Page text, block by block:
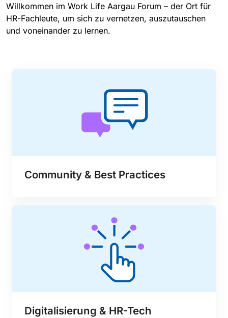
Willkommen im Work Life Aargau Forum – der Ort für
HR-Fachleute, um sich zu vernetzen, auszutauschen
und voneinander zu lernen.
Community & Best Practices
Digitalisierung & HR-Tech